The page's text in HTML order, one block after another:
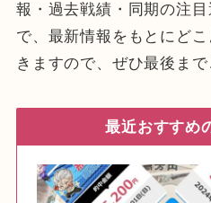
報・過去戦績・同期の注
で、最新情報をもとにど
きますので、ぜひ最後まで
最近おすすめ